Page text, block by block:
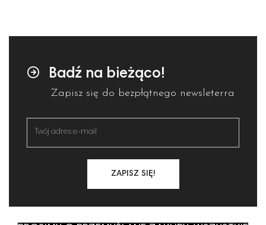
Badź na bieżąco!
Zapisz się do bezpłątnego newsleterra
ZAPISZ SIĘ!